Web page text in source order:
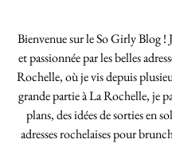
Bienvenue sur le So Girly Blog !
et passionnée par les belles
Rochelle, où je vis depuis
grande partie à La Rochelle, je
plans, des idées de sorties en
adresses rochelaises pour